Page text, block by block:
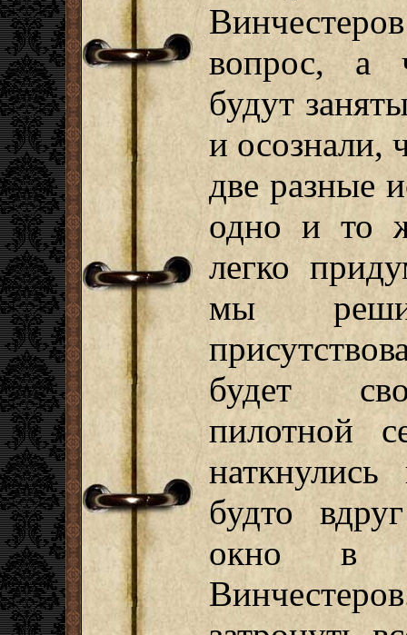
вопрос, а
будут
и осознали,
две разные
одно и то
легко
мы
будет
пилотной
будто
окно в